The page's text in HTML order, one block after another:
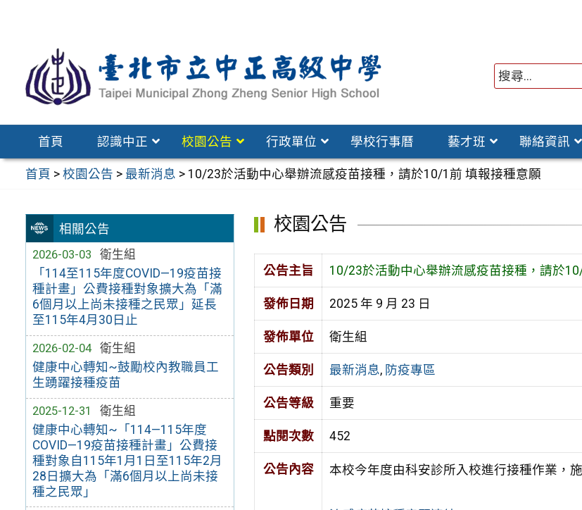
區
首頁 認識中正 校園公告 行政單位 學校行事曆 藝才班 聯絡資訊
首頁 >校園公告 > 最新消息 > 10/23於活動中心舉辦流感疫苗接種，請於10/1前 填報接種意願
相關公告
2026-03-03
衛生組
「114至115年度COVID—19疫苗接
種計畫」公費接種對象擴大為「滿
6個月以上尚未接種之民眾」延長
至115年4月30日止
2026-02-04
衛生組
健康中心轉知~鼓勵校內教職員工
生踴躍接種疫苗
2025-12-31
衛生組
健康中心轉知~「114—115年度
COVID—19疫苗接種計畫」公費接
種對象自115年1月1日至115年2月
28日擴大為「滿6個月以上尚未接
種之民眾」
校園公告
公告主旨 10/23於活動中心舉辦流感疫苗接種，請於
發佈日期 2025 年 9 月 23 日
發佈單位 衛生組
公告類別 最新消息, 防疫專區
公告等級 重要
點閱次數 452
公告內容 本校今年度由科安診所入校進行接種作業，